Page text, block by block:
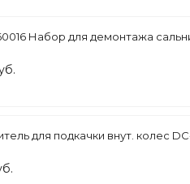
Набор для демонтажа
для подкачки внут. колес